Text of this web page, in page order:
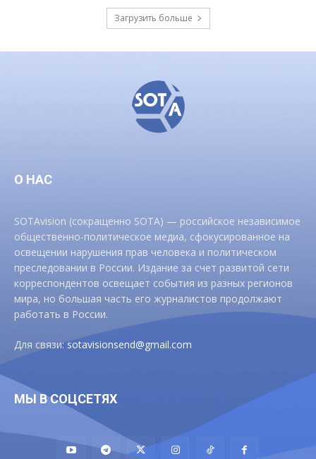
Загрузить больше
О НАС
SOTAvision (сокращенно SOTA) — российское независимое
общественно-политическое медиа, сфокусированное на
освещении нарушения прав человека и политическом
преследовании в России. Издание за счет развитой сети
корреспондентов освещает события из разных регионов
мира, но большая часть его журналистов продолжают
работать в России.
Для связи:sotavisionsend@gmail.com
МЫ В СОЦСЕТЯХ